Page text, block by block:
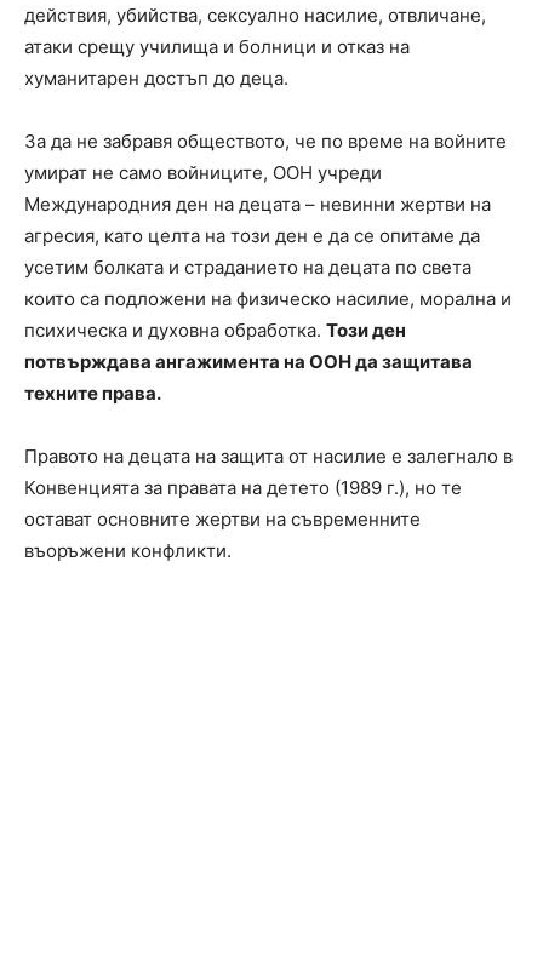
действия, убийства, сексуално насилие, отвличане,
атаки срещу училища и болници и отказ на
хуманитарен достъп до деца.
За да не забравя обществото, че по време на войните
умират не само войниците, ООН учреди
Международния ден на децата – невинни жертви на
агресия, като целта на този ден е да се опитаме да
усетим болката и страданието на децата по света
които са подложени на физическо насилие, морална и
психическа и духовна обработка. Този ден
потвърждава ангажимента на ООН да защитава
техните права.
Правото на децата на защита от насилие е залегнало в
Конвенцията за правата на детето (1989 г.), но те
остават основните жертви на съвременните
въоръжени конфликти.